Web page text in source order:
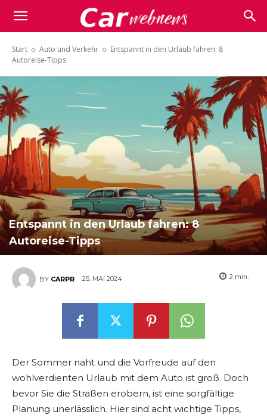
Carwebnews.com
Start Auto und Verkehr
Entspannt in den Urlaub fahren: 8
Autoreise-Tipps
Entspannt in den Urlaub fahren: 8
Autoreise-Tipps
BY CARPR 25. MAI 2024 2 min.
Der Sommer naht und die Vorfreude auf den
wohlverdienten Urlaub mit dem Auto ist groß. Doch
bevor Sie die Straßen erobern, ist eine sorgfältige
Planung unerlässlich. Hier sind acht wichtige Tipps,